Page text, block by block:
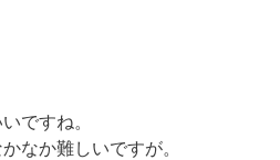
ですね。
なか難しいですが。